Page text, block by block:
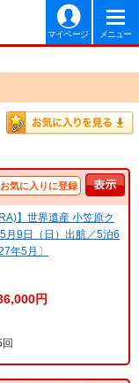
マイページ メニュー
お気に入りに登録
】世界遺産 小笠原ク
月9日（日）出航／5泊6
年5月〕
円